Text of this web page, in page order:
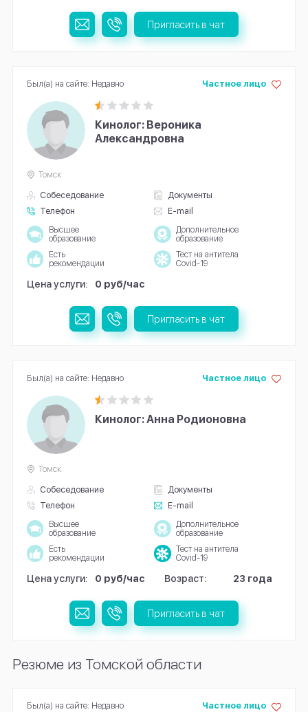
Пригласить в чат
Кинолог: Вероника
Александровна
Собеседование
Документы
Телефон
E-mail
Частное лицо
Томск
Высшее
образование
Дополнительное
образование
Есть
рекомендации
Тест на антитела
Covid-19
Цена услуги: 0 руб/час
Был(а) на сайте: Недавно
Пригласить в чат
Кинолог: Анна Родионовна
Собеседование
Документы
Телефон
E-mail
Частное лицо
Томск
Высшее
образование
Дополнительное
образование
Есть
рекомендации
Тест на антитела
Covid-19
Цена услуги: 0 руб/час Возраст: 23 года
Был(а) на сайте: Недавно
Пригласить в чат
Резюме из Томской области
Частное лицо
Был(а) на сайте: Недавно